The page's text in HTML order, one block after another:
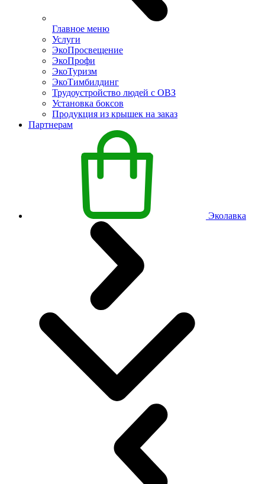
Главное меню
Услуги
ЭкоПросвещение
ЭкоПрофи
ЭкоТуризм
ЭкоТимбилдинг
Трудоустройство людей с ОВЗ
Установка боксов
Продукция из крышек на заказ
Партнерам
Эколавка